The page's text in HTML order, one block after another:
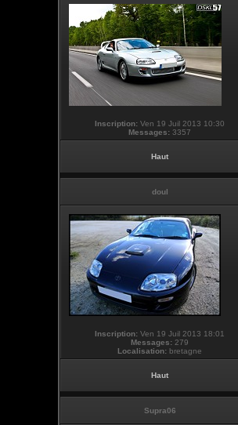
Inscription: Ven 19 Juil 2013 10:30
Messages: 3357
Haut
doul
Inscription: Ven 19 Juil 2013 18:01
Messages: 279
Localisation: bretagne
Haut
Supra06